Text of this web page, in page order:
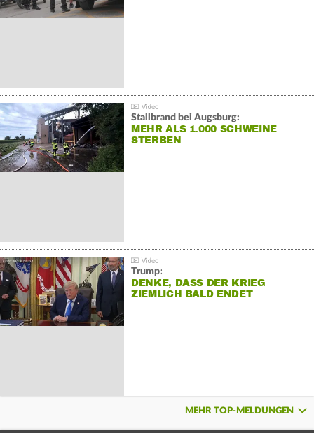
Stallbrand bei Augsburg:
MEHR ALS 1.000 SCHWEINE
STERBEN
Trump:
DENKE, DASS DER KRIEG
ZIEMLICH BALD ENDET
MEHR TOP-MELDUNGEN